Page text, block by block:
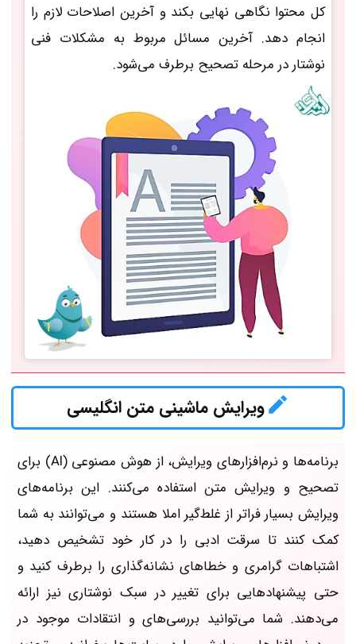
کل محتوا نگاهی نهایی بکند و آخرین اصلاحات لازم را
انجام دهد. آخرین مسائل مربوط به مشکلات فنی
نوشتار در مرحله تصحیح برطرف می‌شود.
ویرایش ماشینی متن انگلیسی
برنامه‌ها و نرم‌افزارهای ویرایش، از هوش مصنوعی (AI) برای
تصحیح و ویرایش متن استفاده می‌کنند. این برنامه‌های
ویرایش بسیار فراتر از غلط‌گیر املا هستند و می‌توانند به شما
کمک کنند تا سرقت ادبی را در کار خود تشخیص دهید،
اشتباهات گرامری و خطاهای نشانه‌گذاری را برطرف کنید و
حتی پیشنهادهایی برای تغییر در سبک نوشتاری نیز ارائه
می‌دهند. شما می‌توانید بررسی‌های و انتقادات موجود در